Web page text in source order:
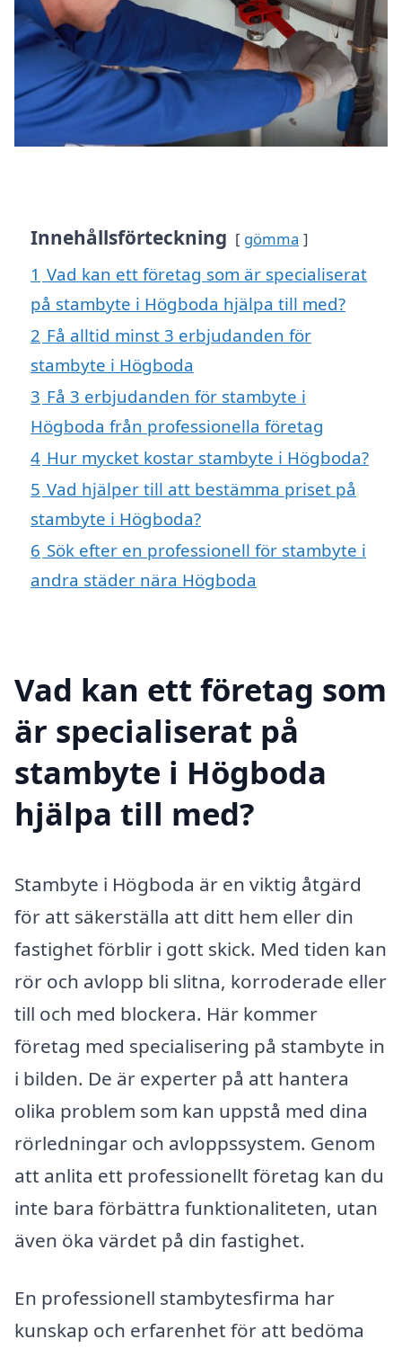
Innehållsförteckning gömma
1 Vad kan ett företag som är specialiserat
på stambyte i Högboda hjälpa till med?
2 Få alltid minst 3 erbjudanden för
stambyte i Högboda
3 Få 3 erbjudanden för stambyte i
Högboda från professionella företag
4 Hur mycket kostar stambyte i Högboda?
5 Vad hjälper till att bestämma priset på
stambyte i Högboda?
6 Sök efter en professionell för stambyte i
andra städer nära Högboda
Vad kan ett företag som
är specialiserat på
stambyte i Högboda
hjälpa till med?
Stambyte i Högboda är en viktig åtgärd
för att säkerställa att ditt hem eller din
fastighet förblir i gott skick. Med tiden kan
rör och avlopp bli slitna, korroderade eller
till och med blockera. Här kommer
företag med specialisering på stambyte in
i bilden. De är experter på att hantera
olika problem som kan uppstå med dina
rörledningar och avloppssystem. Genom
att anlita ett professionellt företag kan du
inte bara förbättra funktionaliteten, utan
även öka värdet på din fastighet.
En professionell stambytesfirma har
kunskap och erfarenhet för att bedöma